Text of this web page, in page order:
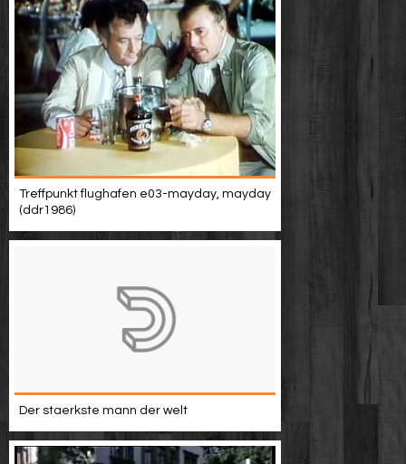
Treffpunkt flughafen e03-mayday, mayday
(ddr1986)
Der staerkste mann der welt